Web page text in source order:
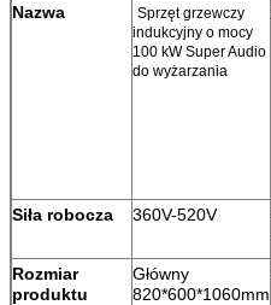
Nazwa
Sprzęt grzewczy
indukcyjny o mocy
100 kW Super Audio
do wyżarzania
Siła robocza
360V-520V
Rozmiar
produktu
Główny
820*600*1060mm